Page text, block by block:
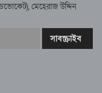
বিকৃত করে অপপ্রচারের
দুই ভাগে বিভক্ত—একটি
মেহেরাজ উদ্দিন